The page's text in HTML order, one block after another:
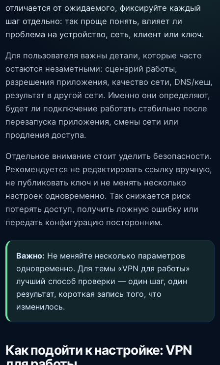
отличается от ожидаемого, фиксируйте каждый
шаг отдельно: так проще понять, влияет ли
проблема на устройство, сеть, клиент или ключ.
Для пользователя важны детали, которые часто
остаются незаметными: сценарий работы,
разрешения приложения, качество сети, DNS/кеш,
результат в другой сети. Именно они определяют,
будет ли подключение работать стабильно после
перезапуска приложения, смены сети или
продления доступа.
Отдельное внимание стоит уделить безопасности.
Рекомендуется не редактировать ссылку вручную,
не публиковать ключ и не менять несколько
настроек одновременно. Так снижается риск
потерять доступ, получить ложную ошибку или
передать конфигурацию посторонним.
Важно: Не меняйте несколько параметров
одновременно. Для темы «VPN для работы»
лучший способ проверки — один шаг, один
результат, короткая запись того, что
изменилось.
Как подойти к настройке: VPN